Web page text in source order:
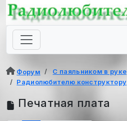
Форум
С паяльником в руке
Радиолюбителю конструктору
Печатная плата